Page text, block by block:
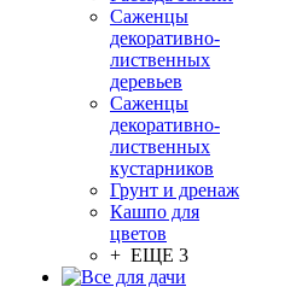
Саженцы
декоративно-
лиственных
деревьев
Саженцы
декоративно-
лиственных
кустарников
Грунт и дренаж
Кашпо для
цветов
+ ЕЩЕ 3